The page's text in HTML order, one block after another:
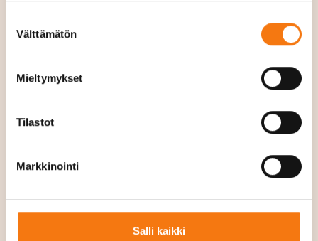
valinta
Välttämätön
Mieltymykset
Tilastot
Markkinointi
Salli kaikki
ASETA TOIMITUSOSOITTEEN